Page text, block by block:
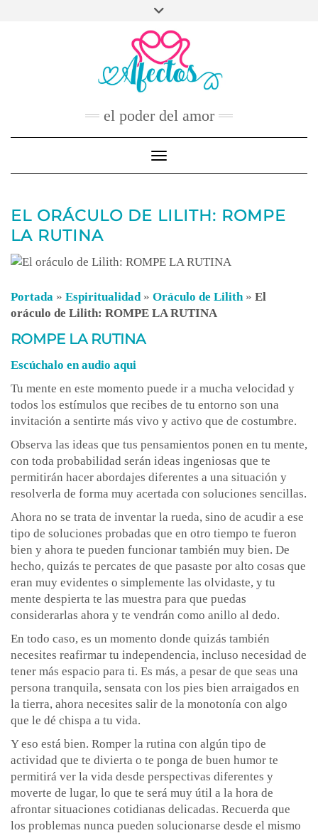
FACEBOOK
TWITTER
INSTAGRAM
PINTEREST
CONTACTO
el poder del amor
Toggle Navigation
EL ORÁCULO DE LILITH: ROMPE
LA RUTINA
Portada » Espiritualidad» Oráculo de Lilith» El
oráculo de Lilith: ROMPE LA RUTINA
ROMPE LA RUTINA
Escúchalo en audio aqui
Tu mente en este momento puede ir a mucha velocidad y
todos los estímulos que recibes de tu entorno son una
invitación a sentirte más vivo y activo que de costumbre.
Observa las ideas que tus pensamientos ponen en tu mente,
con toda probabilidad serán ideas ingeniosas que te
permitirán hacer abordajes diferentes a una situación y
resolverla de forma muy acertada con soluciones sencillas.
Ahora no se trata de inventar la rueda, sino de acudir a ese
tipo de soluciones probadas que en otro tiempo te fueron
bien y ahora te pueden funcionar también muy bien. De
hecho, quizás te percates de que pasaste por alto cosas que
eran muy evidentes o simplemente las olvidaste, y tu
mente despierta te las muestra para que puedas
considerarlas ahora y te vendrán como anillo al dedo.
En todo caso, es un momento donde quizás también
necesites reafirmar tu independencia, incluso necesidad de
tener más espacio para ti. Es más, a pesar de que seas una
persona tranquila, sensata con los pies bien arraigados en
la tierra, ahora necesites salir de la monotonía con algo
que le dé chispa a tu vida.
Y eso está bien. Romper la rutina con algún tipo de
actividad que te divierta o te ponga de buen humor te
permitirá ver la vida desde perspectivas diferentes y
moverte de lugar, lo que te será muy útil a la hora de
afrontar situaciones cotidianas delicadas. Recuerda que
los problemas nunca pueden solucionarse desde el mismo